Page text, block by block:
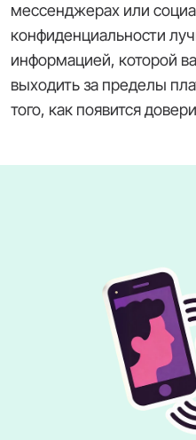
мессенджерах или
конфиденциальности
информацией, которой
выходить за пределы
того, как появится